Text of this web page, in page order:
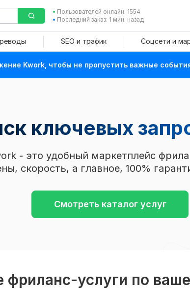
Пользователей онлайн: 1554
Последний заказ: 1 мин. назад
SEO и трафик Соцсети и
Kwork, чтобы не пропустить важные
ключевых
- это удобный маркетплейс
скорость, а главное, 100%
Смотреть каталог услуг
услуги по